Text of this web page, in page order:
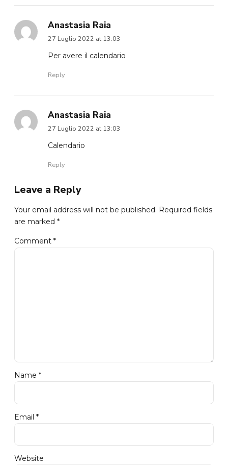
Anastasia Raia
27 Luglio 2022 at 13:03
Per avere il calendario
Reply
Anastasia Raia
27 Luglio 2022 at 13:03
Calendario
Reply
Leave a Reply
Your email address will not be published. Required fields
are marked *
Comment *
Name *
Email *
Website